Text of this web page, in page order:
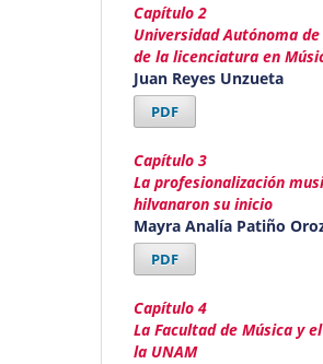
Capítulo 2
Universidad Autónoma
de la licenciatura en
Juan Reyes Unzueta
PDF
Capítulo 3
La profesionalización
hilvanaron su inicio
Mayra Analía Patiño
PDF
Capítulo 4
La Facultad de Música y
la UNAM